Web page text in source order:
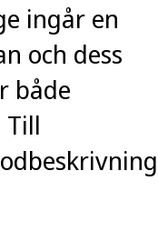
ingår en
och dess
både